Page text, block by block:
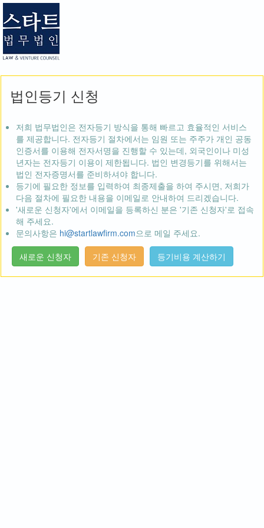
법인등기 신청
저희 법무법인은 전자등기 방식을 통해 빠르고 효율적인 서비스
를 제공합니다. 전자등기 절차에서는 임원 또는 주주가 개인 공동
인증서를 이용해 전자서명을 진행할 수 있는데, 외국인이나 미성
년자는 전자등기 이용이 제한됩니다. 법인 변경등기를 위해서는
법인 전자증명서를 준비하셔야 합니다.
등기에 필요한 정보를 입력하여 최종제출을 하여 주시면, 저희가
다음 절차에 필요한 내용을 이메일로 안내하여 드리겠습니다.
'새로운 신청자'에서 이메일을 등록하신 분은 '기존 신청자'로 접속
해 주세요.
문의사항은 hi@startlawfirm.com으로 메일 주세요.
등기비용 계산하기